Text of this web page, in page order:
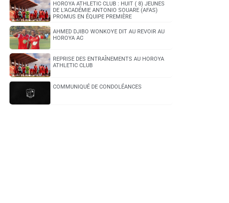
HOROYA ATHLETIC CLUB : HUIT ( 8) JEUNES
DE L’ACADÉMIE ANTONIO SOUARE (AFAS)
PROMUS EN ÉQUIPE PREMIÈRE
AHMED DJIBO WONKOYE DIT AU REVOIR AU
HOROYA AC
REPRISE DES ENTRAÎNEMENTS AU HOROYA
ATHLETIC CLUB
COMMUNIQUÉ DE CONDOLÉANCES